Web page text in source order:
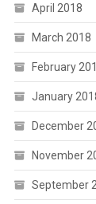
April 2018
March 2018
February
January
December
November
September